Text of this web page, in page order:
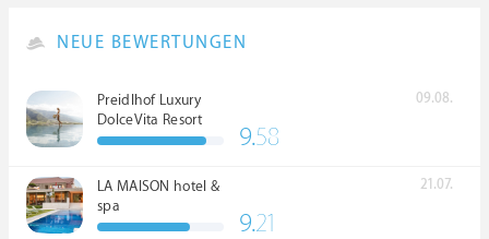
NEUE BEWERTUNGEN
Preidlhof Luxury
DolceVita Resort
*****
09.08.
9.58
LA MAISON hotel &
spa
21.07.
9.21